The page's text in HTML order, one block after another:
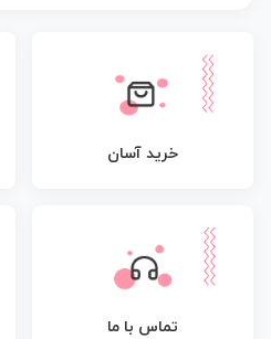
خرید آسان
تماس با ما